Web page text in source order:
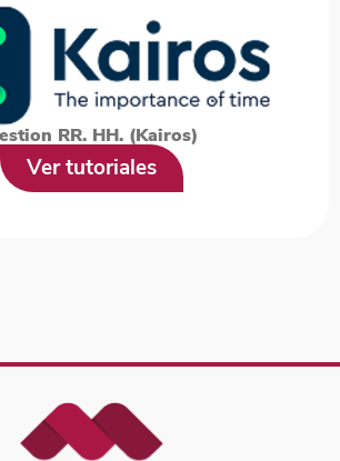
RR. HH. (Kairos)
Ver tutoriales